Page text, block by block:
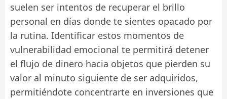
suelen ser intentos de recuperar el brillo
personal en días donde te sientes opacado por
la rutina. Identificar estos momentos de
vulnerabilidad emocional te permitirá detener
el flujo de dinero hacia objetos que pierden su
valor al minuto siguiente de ser adquiridos,
permitiéndote concentrarte en inversiones que